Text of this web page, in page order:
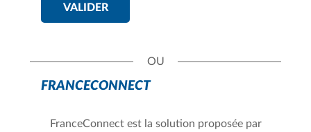
VALIDER
FRANCECONNECT
FranceConnect est la solution proposée par